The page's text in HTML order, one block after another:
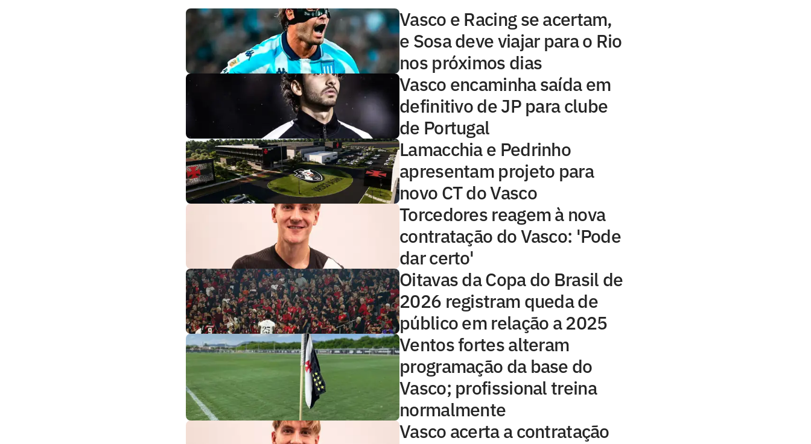
Vasco e Racing se acertam,
e Sosa deve viajar para o Rio
nos próximos dias
Vasco encaminha saída em
definitivo de JP para clube
de Portugal
Lamacchia e Pedrinho
apresentam projeto para
novo CT do Vasco
Torcedores reagem à nova
contratação do Vasco: 'Pode
dar certo'
Oitavas da Copa do Brasil de
2026 registram queda de
público em relação a 2025
Ventos fortes alteram
programação da base do
Vasco; profissional treina
normalmente
Vasco acerta a contratação